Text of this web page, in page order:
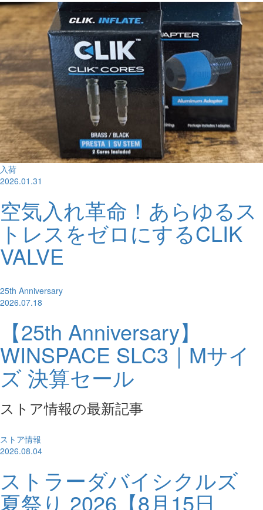
入荷
2026.01.31
空気入れ革命！あらゆるス
トレスをゼロにするCLIK
VALVE
25th Anniversary
2026.07.18
【25th Anniversary】
WINSPACE SLC3｜Mサイ
ズ 決算セール
ストア情報の最新記事
ストア情報
2026.08.04
ストラーダバイシクルズ
夏祭り 2026【8月15日